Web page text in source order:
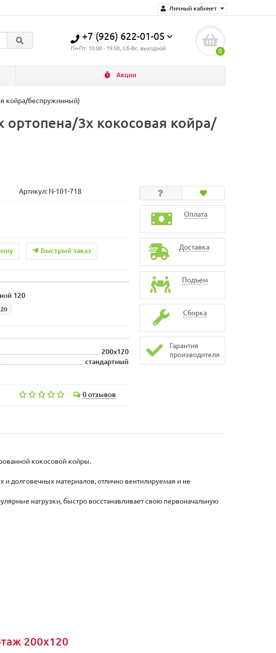
Личный кабинет
+7 (926) 622-01-05
Пн-Пт: 10:00 - 19:00, Сб-Вс: выходной 0
Акции
койра/беспружинный)
ортопена/3x кокосовая койра/
Артикул: N-101-718
Быстрый заказ
120
200x120
стандартный
0 отзывов
Оплата
Доставка
Подъем
Сборка
Гарантия
производителя
кокосовой койры.
и долговечных материалов, отлично вентилируемая и не
нагрузки, быстро восстанавливает свою первоначальную
200x120